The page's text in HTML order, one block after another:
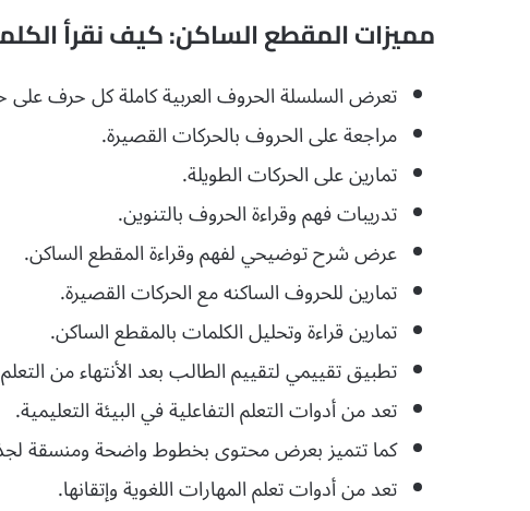
مميزات المقطع الساكن: كيف نقرأ
تعرض السلسلة الحروف العربية كاملة كل حرف على
مراجعة على الحروف بالحركات القصيرة.
تمارين على الحركات الطويلة.
تدريبات فهم وقراءة الحروف بالتنوين.
عرض شرح توضيحي لفهم وقراءة المقطع الساكن.
تمارين للحروف الساكنه مع الحركات القصيرة.
تمارين قراءة وتحليل الكلمات بالمقطع الساكن.
تطبيق تقييمي لتقييم الطالب بعد الأنتهاء من
تعد من أدوات التعلم التفاعلية في البيئة التعليمية.
كما تتميز بعرض محتوى بخطوط واضحة ومنسقة لجذب
تعد من أدوات تعلم المهارات اللغوية وإتقانها.